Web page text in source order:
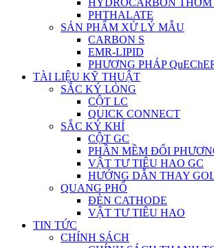
HYDROCARBON THƠM
PHTHALATE
SẢN PHẨM XỬ LÝ MẪU
CARBON S
EMR-LIPID
PHƯƠNG PHÁP
TÀI LIỆU KỸ THUẬT
SẮC KÝ LỎNG
CỘT LC
QUICK CONNECT
SẮC KÝ KHÍ
CỘT GC
PHẦN MỀM ĐỔI
VẬT TƯ TIÊU HAO GC
HƯỚNG DẪN THAY
QUANG PHỔ
ĐÈN CATHODE
VẬT TƯ TIÊU HAO
TIN TỨC
CHÍNH SÁCH